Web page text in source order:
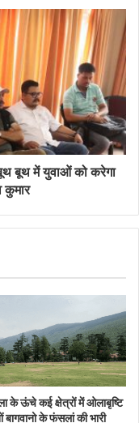
बूथ बूथ में युवाओं को करेगा
के ऊंचे कई क्षेत्रों में ओलाबृष्टि
बागवानो के फंसलां की भारी